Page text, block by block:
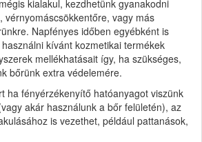
kialakul, kezdhetünk gyanakodni
vérnyomáscsökkentőre, vagy más
Napfényes időben egyébként is
kívánt kozmetikai termékek
mellékhatásait így, ha szükséges,
bőrünk extra védelemére.
ha fényérzékenyítő hatóanyagot viszünk
akár használunk a bőr felületén), az
is vezethet, például pattanások,